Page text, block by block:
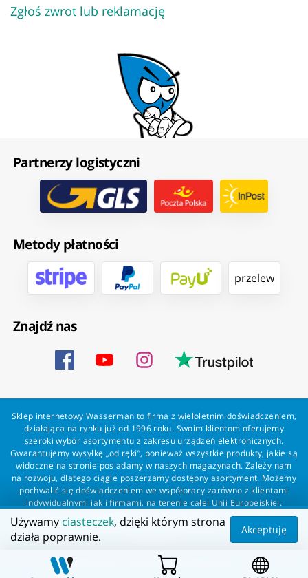
Zgłoś zwrot lub reklamację
Partnerzy logistyczni
Metody płatności
przelew
Znajdź nas
Sklep internetowy Wasserman to firma z wieloletnim doświadczeniem,
działająca na rynku już od 1996 roku. Swoim klientom oferujemy
szeroki wybór asortymentu z zakresu urządzeń elektronicznych.
Gwarantujemy wysyłkę „od ręki”, ponieważ wszystkie produkty, jakie są
widoczne na stronie posiadamy w naszych magazynach. Zależy nam
na rozwoju, dlatego ciągle poszerzamy dostępny asortyment. Możemy
pochwalić się doświadczeniem we współpracy zarówno z klientami
indywidualnymi jak i firmami, na terenie całej Unii Europejskiej.
Zapewniamy profesjonalną obsługę każdego klienta oraz szybką i
bezproblemową realizację zamówień. Wasserman - wszystko dla
Wszelkie prawa zastrzeżone dla Wasserman.eu
Używamy ciasteczek, dzięki którym strona
działa poprawnie.
Akceptuję